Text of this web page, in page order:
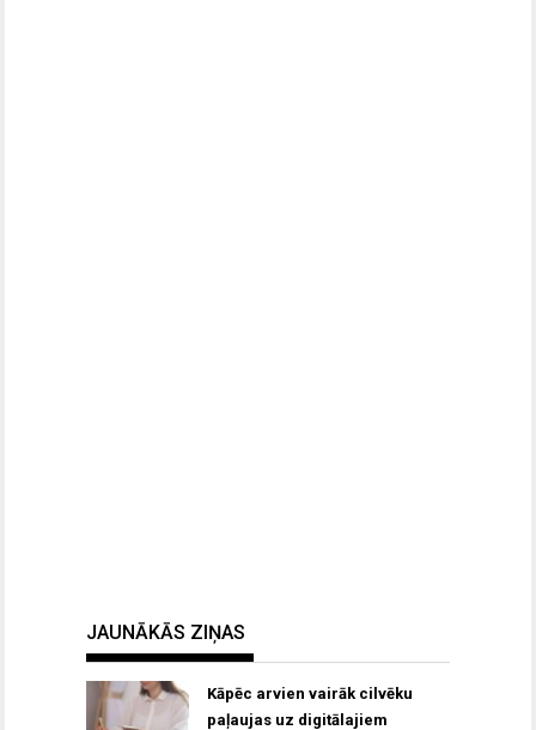
JAUNĀKĀS ZIŅAS
Kāpēc arvien vairāk cilvēku
paļaujas uz digitālajiem